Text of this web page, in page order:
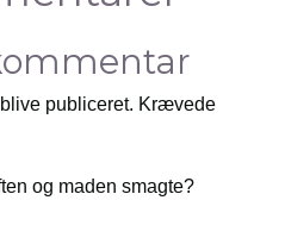
publiceret. Krævede
og maden smagte?